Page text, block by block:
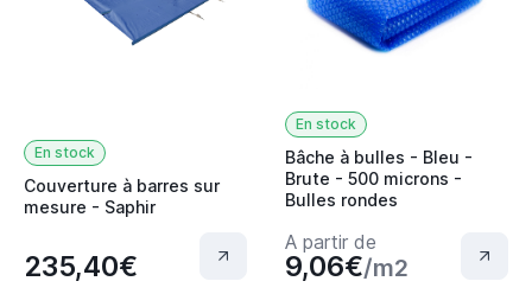
En stock
Couverture à barres sur
mesure - Saphir
235,40€
En stock
Bâche à bulles - Bleu -
Brute - 500 microns -
Bulles rondes
A partir de
9,06€/m2